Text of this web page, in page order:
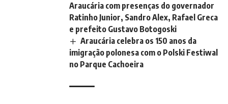
Araucária com presenças do governador
Ratinho Junior, Sandro Alex, Rafael Greca
e prefeito Gustavo Botogoski
Araucária celebra os 150 anos da
imigração polonesa com o Polski Festiwal
no Parque Cachoeira